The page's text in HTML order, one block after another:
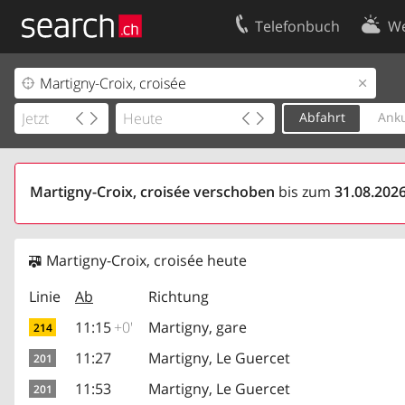
Telefonbuch
Abfahrt
Martigny-Croix, croisée verschoben bis zum
Martigny-Croix, croisée heute
Linie
Ab Richtung
214 11:15+0' Martigny, gare
201 11:27 Martigny, Le Guercet
201 11:53 Martigny, Le Guercet
Ihr Eintrag
Kundencenter Geschäftskunden
Kontakt